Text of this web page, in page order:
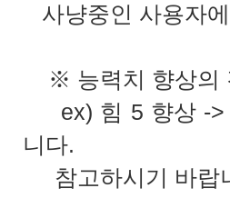
사냥중인 사용자
※ 능력치 향상의
ex) 힘 5 향상 -> '
니다.
참고하시기 바랍